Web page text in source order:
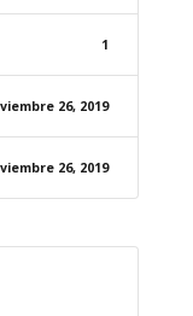
1
26, 2019
26, 2019